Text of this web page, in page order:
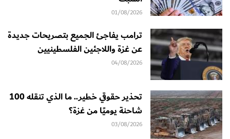
01/08/2026
ترامب يفاجئ الجميع بتصريحات جديدة
عن غزة واللاجئين الفلسطينيين
04/08/2026
تحذير حقوقي خطير.. ما الذي تنقله 100
شاحنة يوميًا من غزة؟
03/08/2026